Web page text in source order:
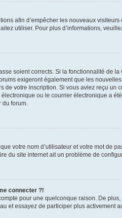
afin d’empêcher les nouveaux
utiliser. Pour plus d’informations,
soient corrects. Si la fonctionnalité de
exigeront également que les
votre inscription. Si vous aviez reçu
ou le courrier électronique a
forum.
votre nom d’utilisateur et votre mot de
du site internet ait un problème de
connecter ?!
pour une quelconque raison. De
et essayez de participer plus activement